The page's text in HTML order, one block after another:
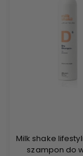
Milk shake
szampon do